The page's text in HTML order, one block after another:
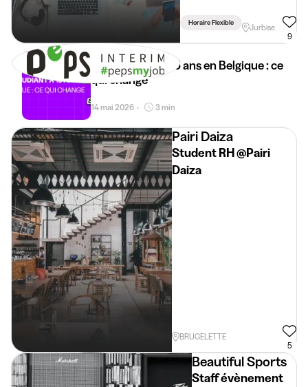
Horaire Flexible
Jurbise
9
Job étudiant à 15 ans en Belgique : ce
qui change
14 mai 2026 • 3 min
Pairi Daiza
Student RH @Pairi
Daiza
BRUGELETTE
5
Beautiful Sports
Staff évènement